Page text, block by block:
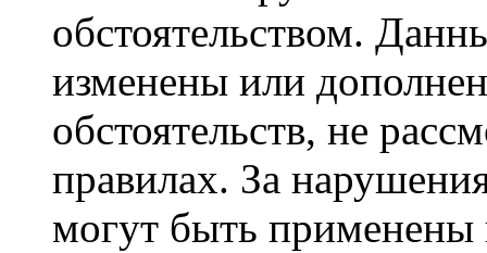
обстоятельством.
изменены или
обстоятельств, не
правилах. За
могут быть